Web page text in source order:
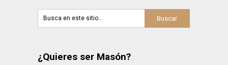
¿Quieres ser Masón?